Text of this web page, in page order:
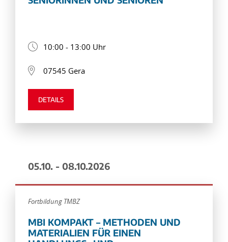
10:00 - 13:00 Uhr
07545 Gera
DETAILS
05.10. - 08.10.2026
Fortbildung TMBZ
MBI KOMPAKT – METHODEN UND
MATERIALIEN FÜR EINEN